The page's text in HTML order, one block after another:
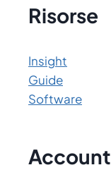
Risorse
Insight
Guide
Software
Account